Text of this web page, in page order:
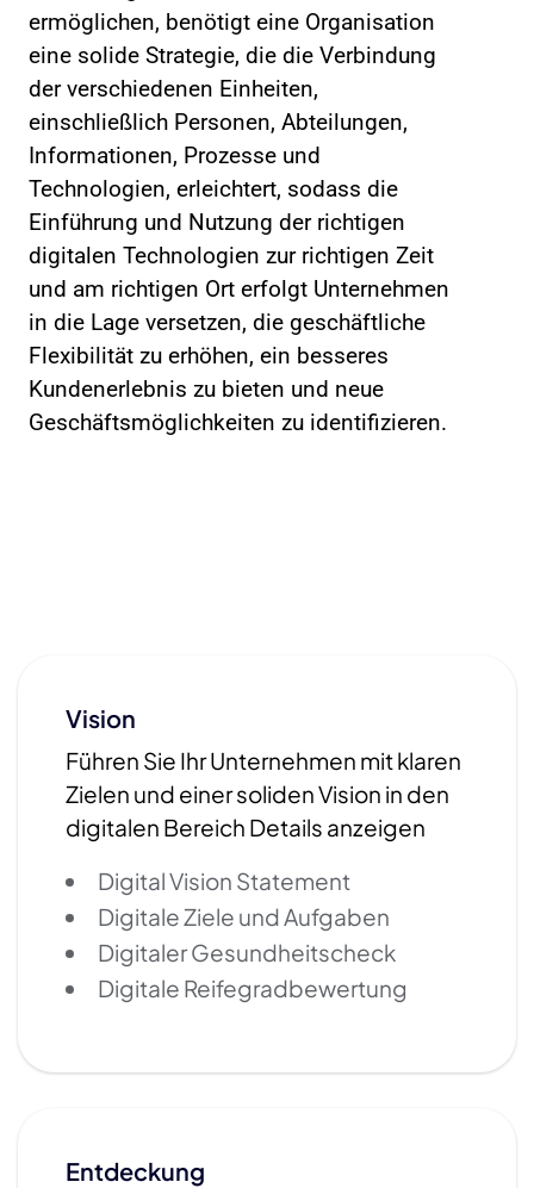
ermöglichen, benötigt eine Organisation
eine solide Strategie, die die Verbindung
der verschiedenen Einheiten,
einschließlich Personen, Abteilungen,
Informationen, Prozesse und
Technologien, erleichtert, sodass die
Einführung und Nutzung der richtigen
digitalen Technologien zur richtigen Zeit
und am richtigen Ort erfolgt Unternehmen
in die Lage versetzen, die geschäftliche
Flexibilität zu erhöhen, ein besseres
Kundenerlebnis zu bieten und neue
Geschäftsmöglichkeiten zu identifizieren.
Vision
Führen Sie Ihr Unternehmen mit klaren
Zielen und einer soliden Vision in den
digitalen Bereich Details anzeigen
Digital Vision Statement
Digitale Ziele und Aufgaben
Digitaler Gesundheitscheck
Digitale Reifegradbewertung
Entdeckung